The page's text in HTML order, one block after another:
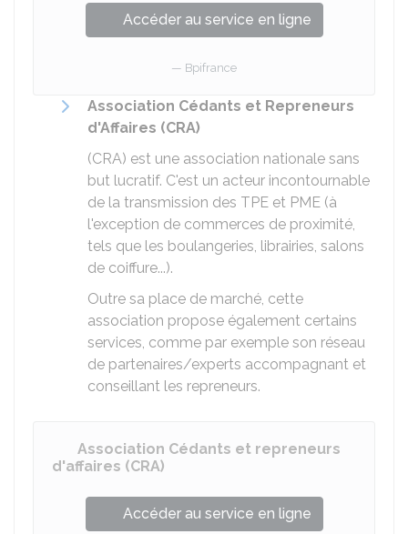
Accéder au service en ligne
Bpifrance
Association Cédants et Repreneurs
d'Affaires (CRA)
(CRA) est une association nationale sans
but lucratif. C'est un acteur incontournable
de la transmission des TPE et PME (à
l'exception de commerces de proximité,
tels que les boulangeries, librairies, salons
de coiffure...).
Outre sa place de marché, cette
association propose également certains
services, comme par exemple son réseau
de partenaires/experts accompagnant et
conseillant les repreneurs.
Association Cédants et repreneurs
d'affaires (CRA)
Accéder au service en ligne